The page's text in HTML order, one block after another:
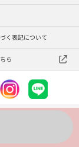
く表記について
ら